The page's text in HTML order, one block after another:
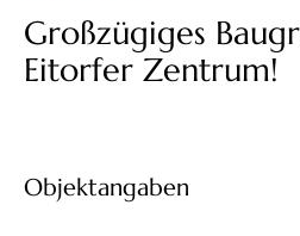
Großzügiges
Eitorfer Zentrum!
Objektangaben